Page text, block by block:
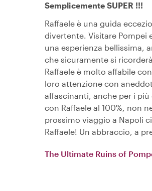
Semplicemente SUPER !!!
Raffaele è una guida
divertente. Visitare Pompei
una esperienza bellissima,
che sicuramente si
Raffaele è molto affabile
loro attenzione con
affascinanti, anche per i
con Raffaele al 100%, non
prossimo viaggio a Napoli
Raffaele! Un abbraccio, a
The Ultimate Ruins of